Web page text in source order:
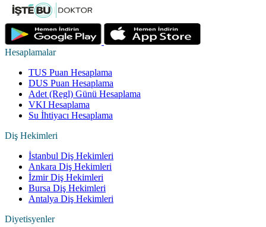
Hesaplamalar
TUS Puan Hesaplama
DUS Puan Hesaplama
Adet (Regl) Günü Hesaplama
VKI Hesaplama
Su İhtiyacı Hesaplama
Diş Hekimleri
İstanbul Diş Hekimleri
Ankara Diş Hekimleri
İzmir Diş Hekimleri
Bursa Diş Hekimleri
Antalya Diş Hekimleri
Diyetisyenler